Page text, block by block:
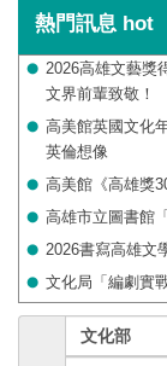
熱門訊息 hot
2026高雄文藝獎
文界前輩致敬！
高美館英國文化
英倫想像
高美館《高雄獎
高雄市立圖書館
2026書寫高雄文
文化局「編劇實
文化部